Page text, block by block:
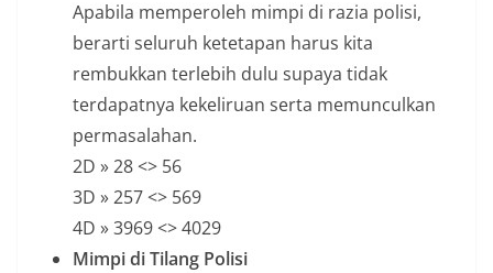
Apabila memperoleh mimpi di razia polisi,
berarti seluruh ketetapan harus kita
rembukkan terlebih dulu supaya tidak
terdapatnya kekeliruan serta memunculkan
permasalahan.
2D » 28 <> 56
3D » 257 <> 569
4D » 3969 <> 4029
Mimpi di Tilang Polisi